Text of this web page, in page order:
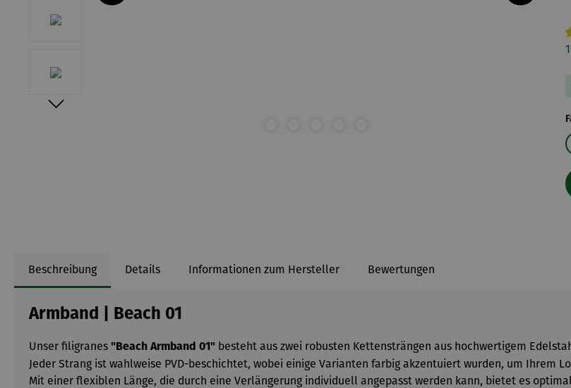
Beschreibung Details Informationen zum Hersteller Bewertungen
Armband | Beach 01
Unser filigranes "Beach Armband 01" besteht aus zwei robusten Kettensträngen aus hochwertigem
Jeder Strang ist wahlweise PVD-beschichtet, wobei einige Varianten farbig akzentuiert wurden, um Ihrem
Mit einer flexiblen Länge, die durch eine Verlängerung individuell angepasst werden kann, bietet es